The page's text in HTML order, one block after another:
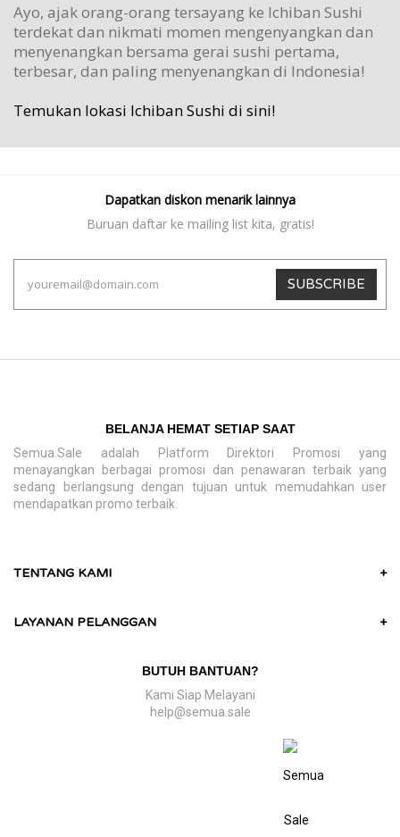
Ayo, ajak orang-orang tersayang ke Ichiban Sushi
terdekat dan nikmati momen mengenyangkan dan
menyenangkan bersama gerai sushi pertama,
terbesar, dan paling menyenangkan di Indonesia!
Temukan lokasi Ichiban Sushi di sini!
Dapatkan diskon menarik lainnya
Buruan daftar ke mailing list kita, gratis!
SUBSCRIBE
BELANJA HEMAT SETIAP SAAT
Semua.Sale adalah Platform Direktori Promosi yang
menayangkan berbagai promosi dan penawaran terbaik yang
sedang berlangsung dengan tujuan untuk memudahkan user
mendapatkan promo terbaik.
TENTANG KAMI +
LAYANAN PELANGGAN +
BUTUH BANTUAN?
Kami Siap Melayani
help@semua.sale